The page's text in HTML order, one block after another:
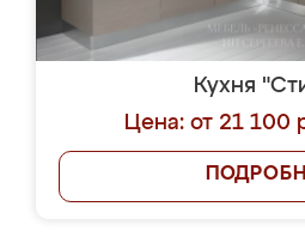
Кухня
Цена: от 21 100